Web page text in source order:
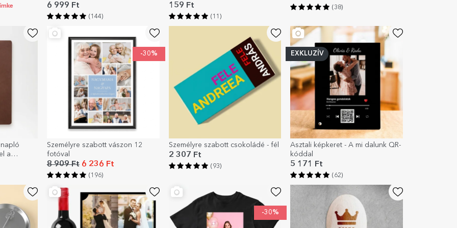
6 999 Ft
(144)
159 Ft
(11)
(38)
a
-30%
Személyre szabott vászon 12
fotóval
8 909 Ft6 236 Ft
(196)
Személyre szabott csokoládé - fél
2 307 Ft
(93)
EXKLUZÍV
Asztali képkeret - A mi dalunk QR-
kóddal
5 171 Ft
(62)
-30%